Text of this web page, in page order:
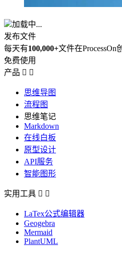
加载中...
发布文件
每天有100,000+文件在ProcessOn
免费使用
产品  
思维导图
流程图
思维笔记
Markdown
在线白板
原型设计
API服务
智能图形
实用工具  
LaTex公式编辑器
Geogebra
Mermaid
PlantUML